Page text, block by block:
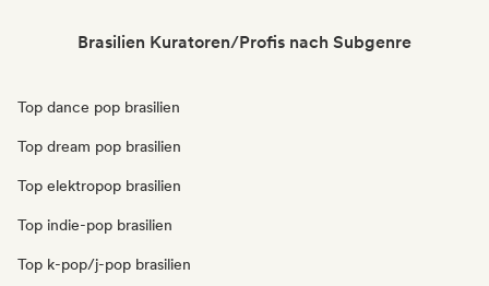
Brasilien Kuratoren/Profis nach Subgenre
Top dance pop brasilien
Top dream pop brasilien
Top elektropop brasilien
Top indie-pop brasilien
Top k-pop/j-pop brasilien